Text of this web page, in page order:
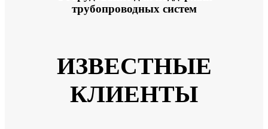
трубопроводных систем
ИЗВЕСТНЫЕ
КЛИЕНТЫ